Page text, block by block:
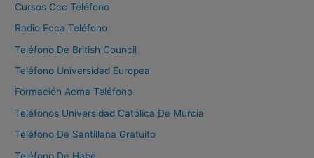
Cursos Ccc Teléfono
Radio Ecca Teléfono
Teléfono De British Council
Teléfono Universidad Europea
Formación Acma Teléfono
Teléfonos Universidad Católica De Murcia
Teléfono De Santillana Gratuito
Teléfono De Habe